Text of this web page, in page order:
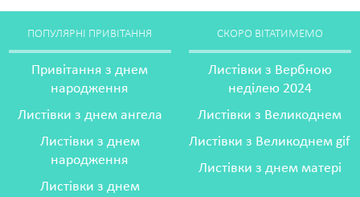
ПОПУЛЯРНІ ПРИВІТАННЯ
Привітання з днем
народження
Листівки з днем ангела
Листівки з днем
народження
Листівки з днем
СКОРО ВІТАТИМЕМО
Листівки з Вербною
неділею 2024
Листівки з Великоднем
Листівки з Великоднем gif
Листівки з днем матері